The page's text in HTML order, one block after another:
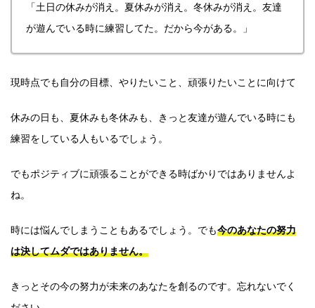
「土日の休みが消え。夏休みが消え。冬休みが消え。友達
が遊んでいる時に練習してた。だから今がある。」
現時点でも自分の目標、やりたいこと、頑張りたいことに向けて
休みの日も、夏休みも冬休みも、きっと友達が遊んでいる時にも
練習をしている人もいるでしょう。
でもポジティブに頑張ることができる時ばかりではありませんよ
ね。
時には悩んでしまうこともあるでしょう。でも今のあなたの努力
は決してムダではありません。
きっとその今の努力が未来のあなたを創るのです。忘れないでく